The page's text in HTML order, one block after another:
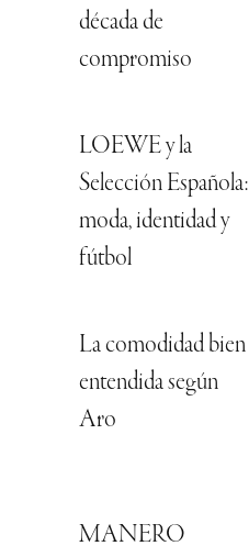
década de
compromiso
LOEWE y la
Selección Española:
moda, identidad y
fútbol
La comodidad bien
entendida según
Aro
MANERO